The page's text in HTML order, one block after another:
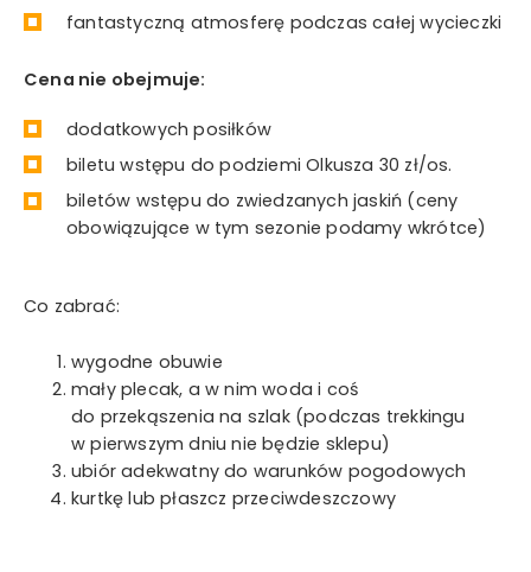
fantastyczną atmosferę podczas całej wycieczki
Cena nie obejmuje:
dodatkowych posiłków
biletu wstępu do podziemi Olkusza 30 zł/os.
biletów wstępu do zwiedzanych jaskiń (ceny
obowiązujące w tym sezonie podamy wkrótce)
Co zabrać:
wygodne obuwie
mały plecak, a w nim woda i coś
do przekąszenia na szlak (podczas trekkingu
w pierwszym dniu nie będzie sklepu)
ubiór adekwatny do warunków pogodowych
kurtkę lub płaszcz przeciwdeszczowy